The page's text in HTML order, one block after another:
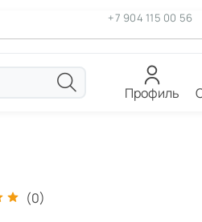
+7 904 115 00 56
Профиль
(0)